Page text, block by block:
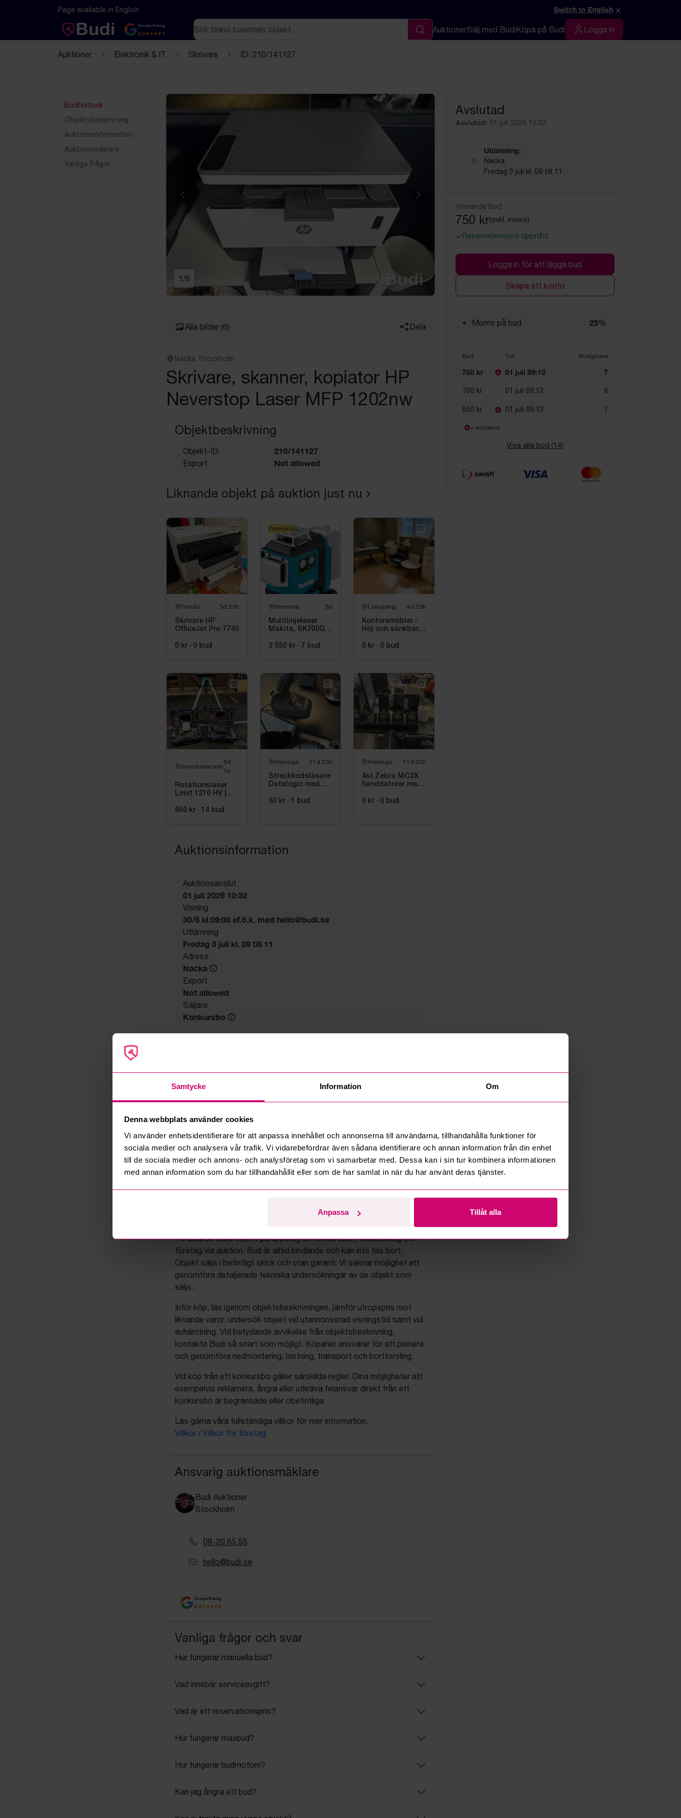
Samtycke Information Om
Denna webbplats använder cookies
Vi använder enhetsidentifierare för att anpassa innehållet och annonserna till användarna, tillhandahålla funktioner för
sociala medier och analysera vår trafik. Vi vidarebefordrar även sådana identifierare och annan information från din enhet
till de sociala medier och annons- och analysföretag som vi samarbetar med. Dessa kan i sin tur kombinera informationen
med annan information som du har tillhandahållit eller som de har samlat in när du har använt deras tjänster.
Anpassa Tillåt alla
Hoppa till innehåll
Textbaserad (markdown) version av denna sida
Page available in English Switch to English ×
Google Rating
4.5
Sök
Sök
AuktionerSälj med BudiKöpa på Budi Logga in
Logga in
Auktioner Elektronik & IT Skrivare ID: 210/141127
Budhistorik
Objektsbeskrivning
Auktionsinformation
Auktionsmäklare
Vanliga frågor
Föregående Nästa
1 /6
Alla bilder (6) Dela
Nacka, Stockholm
Skrivare, skanner, kopiator HP
Neverstop Laser MFP 1202nw
Objektbeskrivning
Objekt-ID 210/141127
Export Not allowed
Liknande objekt på auktion just nu
Tranås 5d 23h
Skrivare HP
OfficeJet Pro 7740
0 kr · 0 bud
Bromma 5d
Multilinjelaser
Makita, SK700GD,
2 550 kr · 7 bud
Oanvänd
Linköping 4d 23h
Kontorsmöbler -
Höj och sänkbart
skrivare, hyllor
0 kr · 0 bud
Smedjebacken
5d
1h
Rotationslaser
Limit 1210 HV |
Stativ |
850 kr · 14 bud
Haninge 11d 23h
Streckkodsläsare
Datalogic med
50 kr · 1 bud
Haninge 11d 22h
4st Zebra MC2X
handdatorer med
0 kr · 0 bud
Auktionsinformation
Auktionsavslut
01 juli 2026 10:32
Visning
30/6 kl.09:00 ef.ö.k. med hello@budi.se
Utlämning
Fredag 3 juli kl. 09 till 11
Adress
Nacka
Export
Not allowed
Säljare
Konkursbo
På Budi.se säljs objekt på uppdrag av konkursbon, finansbolag och
företag via auktion. Bud är alltid bindande och kan inte tas bort.
Objekt säljs i befintligt skick och utan garanti. Vi saknar möjlighet att
genomföra detaljerade tekniska undersökningar av de objekt som
säljs.
Inför köp, läs igenom objektsbeskrivningen, jämför utropspris mot
liknande varor, undersök objekt vid utannonserad visningstid samt vid
avhämtning. Vid betydande avvikelse från objektsbeskrivning,
kontakta Budi så snart som möjligt. Köparen ansvarar för att planera
och genomföra nedmontering, lastning, transport och bortforsling.
Vid köp från ett konkursbo gäller särskilda regler. Dina möjligheter att
exempelvis reklamera, ångra eller utkräva felansvar direkt från ett
konkursbo är begränsade eller obefintliga.
Läs gärna våra fullständiga villkor för mer information:
Villkor / Villkor för företag
Ansvarig auktionsmäklare
Budi Auktioner
Stockholm
08-20 65 55
hello@budi.se
Google Rating
4.5
Vanliga frågor och svar
Hur fungerar manuella bud?
Vad innebär serviceavgift?
Vad är ett reservationspris?
Hur fungerar maxbud?
Hur fungerar budmotorn?
Kan jag ångra ett bud?
Avslutad
Avslutad: 01 juli 2026 10:32
Utlämning:
Nacka
Fredag 3 juli kl. 09 till 11
Vinnande bud
750 kr(exkl. moms)
Reservationspris uppnått
Logga in för att lägga bud
Skapa ett konto
Moms på bud 25%
Bud Tid Budgivare
750 kr 01 juli 09:12 7
700 kr 01 juli 09:12 6
650 kr 01 juli 09:12 7
= Autobud
Visa alla bud (14)